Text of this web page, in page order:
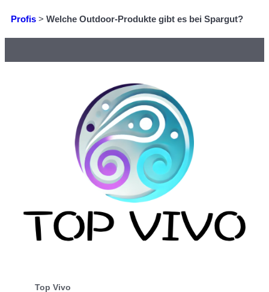
Profis > Welche Outdoor-Produkte gibt es bei Spargut?
Top Vivo